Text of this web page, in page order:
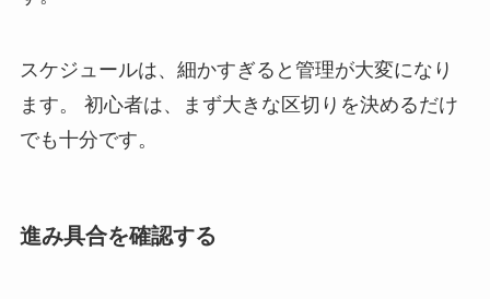
スケジュールは、細かすぎると管理が大変になり
ます。 初心者は、まず大きな区切りを決めるだけ
でも十分です。
進み具合を確認する